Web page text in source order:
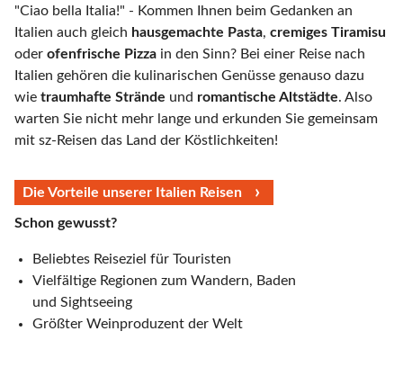
"Ciao bella Italia!" - Kommen Ihnen beim Gedanken an
Italien auch gleich hausgemachte Pasta, cremiges Tiramisu
oder ofenfrische Pizza in den Sinn? Bei einer Reise nach
Italien gehören die kulinarischen Genüsse genauso dazu
wie traumhafte Strände und romantische Altstädte. Also
warten Sie nicht mehr lange und erkunden Sie gemeinsam
mit sz-Reisen das Land der Köstlichkeiten!
Die Vorteile unserer Italien Reisen
Schon gewusst?
Beliebtes Reiseziel für Touristen
Vielfältige Regionen zum Wandern, Baden
und Sightseeing
Größter Weinproduzent der Welt